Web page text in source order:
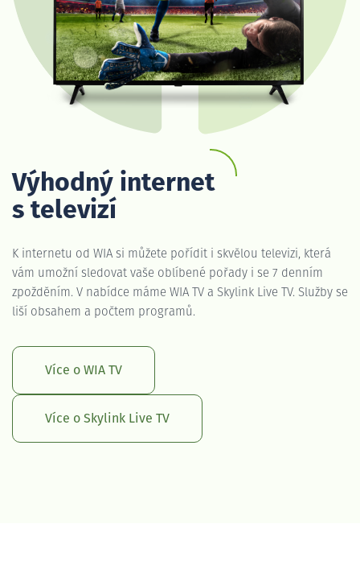
Výhodný internet
s televizí
K internetu od WIA si můžete pořídit i skvělou televizi, která
vám umožní sledovat vaše oblíbené pořady i se 7 denním
zpožděním. V nabídce máme WIA TV a Skylink Live TV. Služby se
liší obsahem a počtem programů.
Více o WIA TV
Více o Skylink Live TV